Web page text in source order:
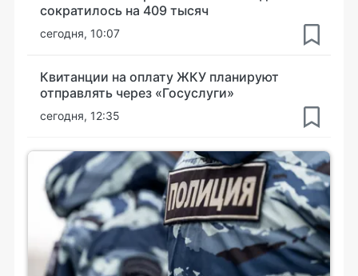
сократилось на 409 тысяч
сегодня, 10:07
Квитанции на оплату ЖКУ планируют
отправлять через «Госуслуги»
сегодня, 12:35